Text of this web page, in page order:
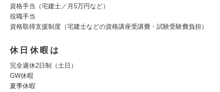
資格手当（宅建士／月5万円など）
役職手当
資格取得支援制度（宅建士などの資格講座受講費・試験受験費負担）
休日休暇は
完全週休2日制（土日）
GW休暇
夏季休暇